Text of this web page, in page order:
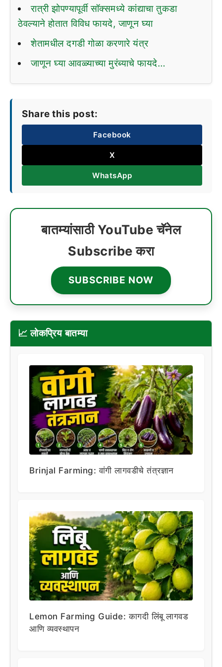
रात्री झोपण्यापूर्वी सॉक्समध्ये कांद्याचा तुकडा
ठेवल्याने होतात विविध फायदे, जाणून घ्या
शेतामधील दगडी गोळा करणारे यंत्र
जाणून घ्या आवळ्याच्या मुरंब्याचे फायदे…
Share this post:
Facebook
X
WhatsApp
बातम्यांसाठी YouTube चॅनेल
Subscribe करा
SUBSCRIBE NOW
📈 लोकप्रिय बातम्या
Brinjal Farming: वांगी लागवडीचे तंत्रज्ञान
Lemon Farming Guide: कागदी लिंबू लागवड
आणि व्यवस्थापन